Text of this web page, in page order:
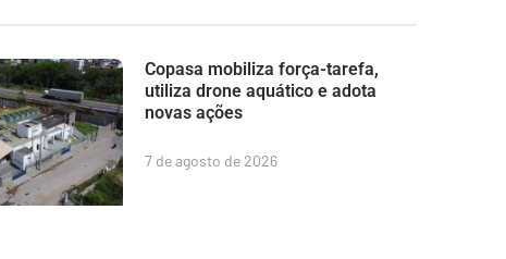
Copasa mobiliza força-tarefa,
utiliza drone aquático e adota
novas ações
7 de agosto de 2026